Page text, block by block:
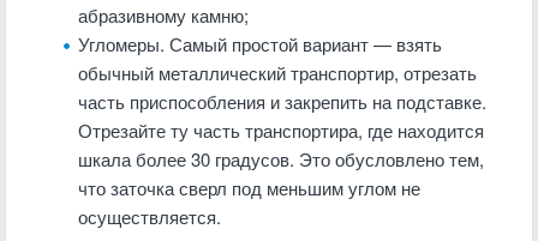
абразивному камню;
Угломеры. Самый простой вариант — взять
обычный металлический транспортир, отрезать
часть приспособления и закрепить на подставке.
Отрезайте ту часть транспортира, где находится
шкала более 30 градусов. Это обусловлено тем,
что заточка сверл под меньшим углом не
осуществляется.